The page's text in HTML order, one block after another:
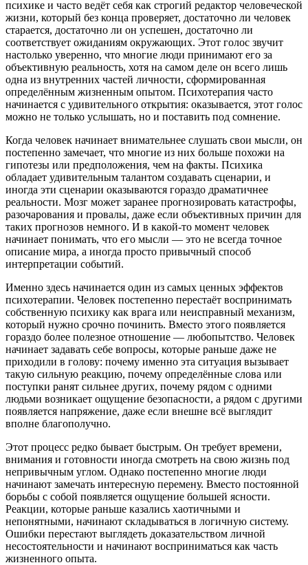
психике и часто ведёт себя как строгий редактор человеческой
жизни, который без конца проверяет, достаточно ли человек
старается, достаточно ли он успешен, достаточно ли
соответствует ожиданиям окружающих. Этот голос звучит
настолько уверенно, что многие люди принимают его за
объективную реальность, хотя на самом деле он всего лишь
одна из внутренних частей личности, сформированная
определённым жизненным опытом. Психотерапия часто
начинается с удивительного открытия: оказывается, этот голос
можно не только услышать, но и поставить под сомнение.
Когда человек начинает внимательнее слушать свои мысли, он
постепенно замечает, что многие из них больше похожи на
гипотезы или предположения, чем на факты. Психика
обладает удивительным талантом создавать сценарии, и
иногда эти сценарии оказываются гораздо драматичнее
реальности. Мозг может заранее прогнозировать катастрофы,
разочарования и провалы, даже если объективных причин для
таких прогнозов немного. И в какой-то момент человек
начинает понимать, что его мысли — это не всегда точное
описание мира, а иногда просто привычный способ
интерпретации событий.
Именно здесь начинается один из самых ценных эффектов
психотерапии. Человек постепенно перестаёт воспринимать
собственную психику как врага или неисправный механизм,
который нужно срочно починить. Вместо этого появляется
гораздо более полезное отношение — любопытство. Человек
начинает задавать себе вопросы, которые раньше даже не
приходили в голову: почему именно эта ситуация вызывает
такую сильную реакцию, почему определённые слова или
поступки ранят сильнее других, почему рядом с одними
людьми возникает ощущение безопасности, а рядом с другими
появляется напряжение, даже если внешне всё выглядит
вполне благополучно.
Этот процесс редко бывает быстрым. Он требует времени,
внимания и готовности иногда смотреть на свою жизнь под
непривычным углом. Однако постепенно многие люди
начинают замечать интересную перемену. Вместо постоянной
борьбы с собой появляется ощущение большей ясности.
Реакции, которые раньше казались хаотичными и
непонятными, начинают складываться в логичную систему.
Ошибки перестают выглядеть доказательством личной
несостоятельности и начинают восприниматься как часть
жизненного опыта.